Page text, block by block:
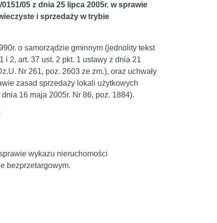
05 z dnia 25 lipca 2005r. w sprawie
i sprzedaży w trybie
o samorządzie gminnym (jednolity tekst
i 2, art. 37 ust. 2 pkt. 1 ustawy z dnia 21
Nr 261, poz. 2603 ze zm.), oraz uchwały
zasad sprzedaży lokali użytkowych
16 maja 2005r. Nr 86, poz. 1884).
wykazu nieruchomości
bezprzetargowym.